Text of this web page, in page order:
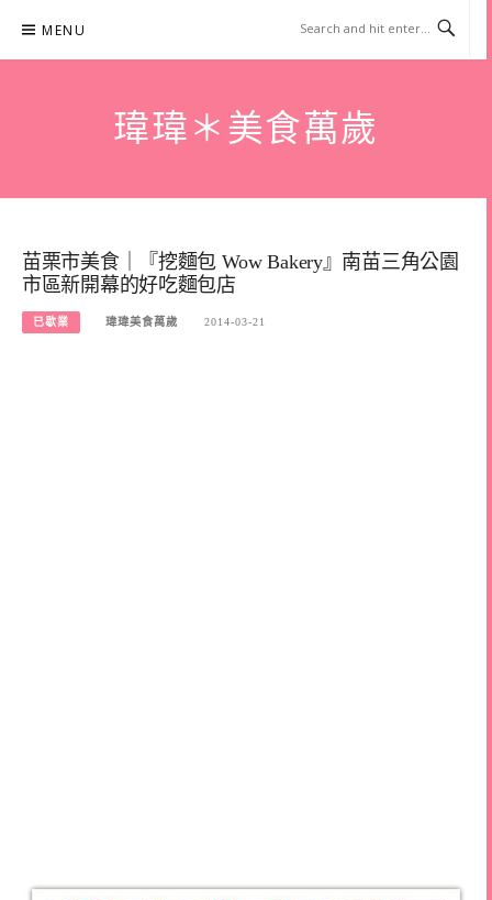
content
MENU
瑋瑋＊美食萬歲
苗栗市美食｜『挖麵包 Wow Bakery』南苗三角公園
市區新開幕的好吃麵包店
已歇業 瑋瑋美食萬歲 2014-03-21